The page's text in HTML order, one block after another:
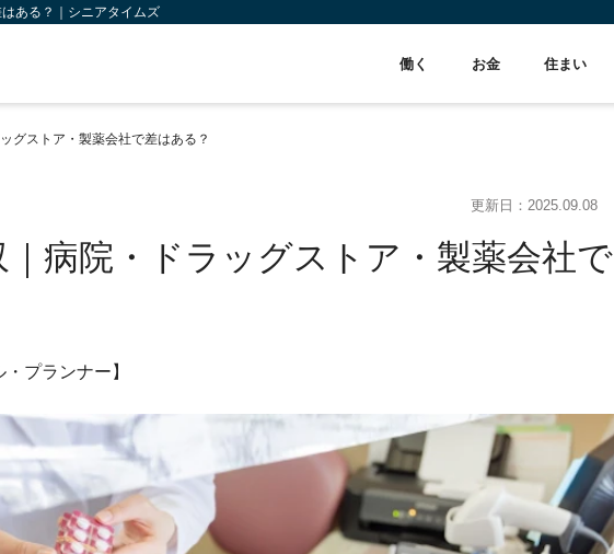
ある？｜シニアタイムズ
働く お金 住まい
グストア・製薬会社で差はある？
更新日： 2025.09.08
病院・ドラッグストア・製薬会社で
プランナー】